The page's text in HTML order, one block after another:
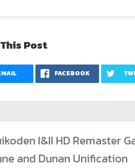
Post
FACEBOOK
I&II HD Remaster
and Dunan Unification